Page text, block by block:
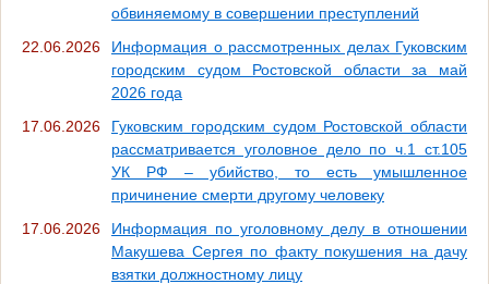
обвиняемому в совершении преступлений
22.06.2026
Информация о рассмотренных делах Гуковским
городским судом Ростовской области за май
2026 года
17.06.2026
Гуковским городским судом Ростовской области
рассматривается уголовное дело по ч.1 ст.105
УК РФ – убийство, то есть умышленное
причинение смерти другому человеку
17.06.2026
Информация по уголовному делу в отношении
Макушева Сергея по факту покушения на дачу
взятки должностному лицу